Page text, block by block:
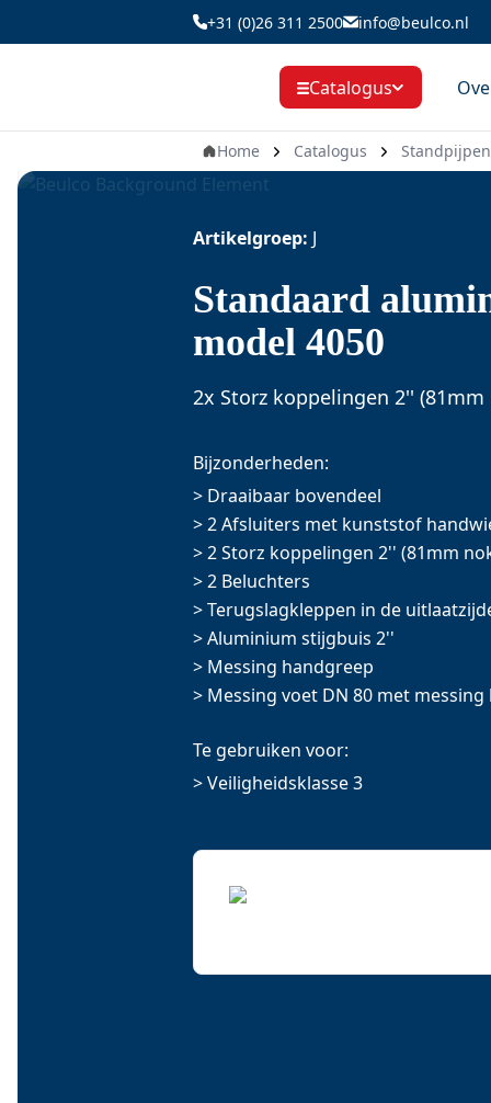
naar
+31 (0)26 311 2500 info@beulco.nl
Catalogus
Home Catalogus
Artikelgroep: J
Standaard
model 4050
2x Storz koppelingen 2'' (81mm
Bijzonderheden:
> Draaibaar bovendeel
> 2 Afsluiters met kunststof
> 2 Storz koppelingen 2'' (81mm
> 2 Beluchters
> Terugslagkleppen in de
> Aluminium stijgbuis 2''
> Messing handgreep
> Messing voet DN 80 met messing
Te gebruiken voor:
> Veiligheidsklasse 3